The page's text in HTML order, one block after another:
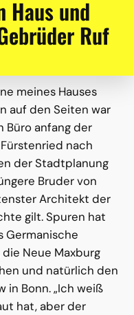
Haus und
Ruf
meines Hauses
auf den Seiten war
Büro anfang der
nach
der Stadtplanung
Bruder von
Architekt der
gilt. Spuren hat
Germanische
Neue Maxburg
und natürlich den
in Bonn. „Ich weiß
hat, aber der